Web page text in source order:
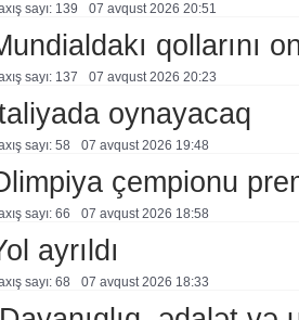
sayı: 139 07 avqust 2026 20:51
qollarını
sayı: 137 07 avqust 2026 20:23
oynayacaq
sayı: 58 07 avqust 2026 19:48
çempionu
sayı: 66 07 avqust 2026 18:58
ayrıldı
sayı: 68 07 avqust 2026 18:33